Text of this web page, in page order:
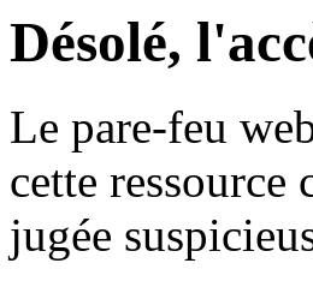
Désolé,
Le pare-feu
cette ressource
jugée